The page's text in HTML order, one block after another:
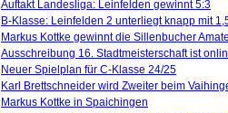
Auftakt Landesliga: Leinfelden gewinnt 5:3
B-Klasse: Leinfelden 2 unterliegt knapp mit
Markus Kottke gewinnt die Sillenbucher
Ausschreibung 16. Stadtmeisterschaft ist
Neuer Spielplan für C-Klasse 24/25
Karl Brettschneider wird Zweiter beim
Markus Kottke in Spaichingen